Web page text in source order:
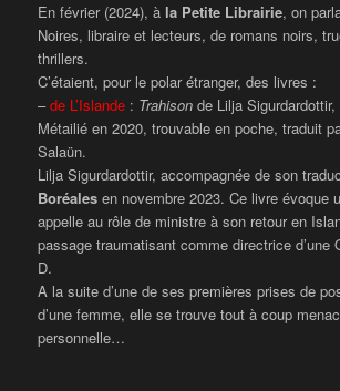
En février (2024), à la Petite Librairie, on
Noires, libraire et lecteurs, de romans noirs,
thrillers.
C’étaient, pour le polar étranger, des livres :
–de L’Islande : Trahisonde Lilja
Métailié en 2020, trouvable en poche, traduit
Salaün.
Lilja Sigurdardottir, accompagnée de son
Boréales en novembre 2023. Ce livre évoque
appelle au rôle de ministre à son retour en
passage traumatisant comme directrice d’une
D.
A la suite d’une de ses premières prises de
d’une femme, elle se trouve tout à coup
personnelle…